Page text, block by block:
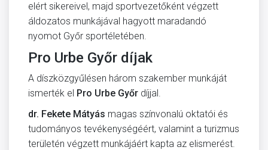
elért sikereivel, majd sportvezetőként végzett
áldozatos munkájával hagyott maradandó
nyomot Győr sportéletében.
Pro Urbe Győr díjak
A díszközgyűlésen három szakember munkáját
ismerték el Pro Urbe Győr díjjal.
dr. Fekete Mátyás magas színvonalú oktatói és
tudományos tevékenységéért, valamint a turizmus
területén végzett munkájáért kapta az elismerést.